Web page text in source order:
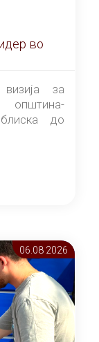
во
за
до
06.08 2026